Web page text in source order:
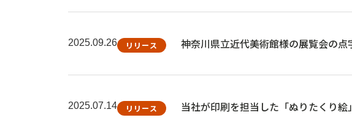
2025.09.26 リリース 神奈川県立近代美術館様の展覧会の
2025.07.14 リリース 当社が印刷を担当した「ぬりたくり絵